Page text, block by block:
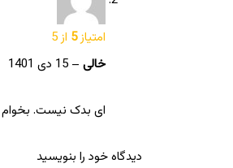
امتیاز5 از 5
خالی – 15 دی 1401
ای بدک نیست.
دیدگاه خود را بنویسید